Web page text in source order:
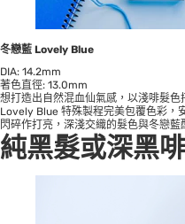
冬戀藍 Lovely Blue
DIA: 14.2mm
著色直徑: 13.0mm
想打造出自然混血仙氣感，以淺啡髮
Lovely Blue 特殊製程完美包覆色彩，
閃碎作打亮，深淺交織的髮色與冬戀藍
純黑髮或深黑